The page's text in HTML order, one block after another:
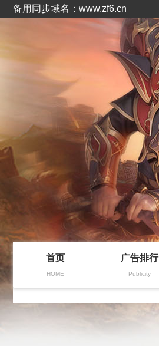
备用同步域名：www.zf6.cn
首页
HOME
广告排行
Publicity